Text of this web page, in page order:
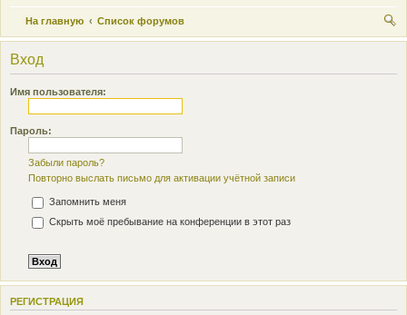
На главную
Список форумов
ои
Вход
Имя пользователя:
Пароль:
Забыли пароль?
Повторно выслать письмо для активации учётной записи
Запомнить меня
Скрыть моё пребывание на конференции в этот раз
РЕГИСТРАЦИЯ